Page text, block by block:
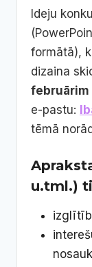
Ideju
formātā),
dizaina
februārim
e-pastu:
tēmā
u.tml.)